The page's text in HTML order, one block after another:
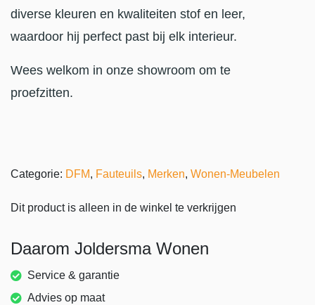
diverse kleuren en kwaliteiten stof en leer,
waardoor hij perfect past bij elk interieur.
Wees welkom in onze showroom om te
proefzitten.
Categorie: DFM, Fauteuils, Merken, Wonen-Meubelen
Dit product is alleen in de winkel te verkrijgen
Daarom Joldersma Wonen
Service & garantie
Advies op maat